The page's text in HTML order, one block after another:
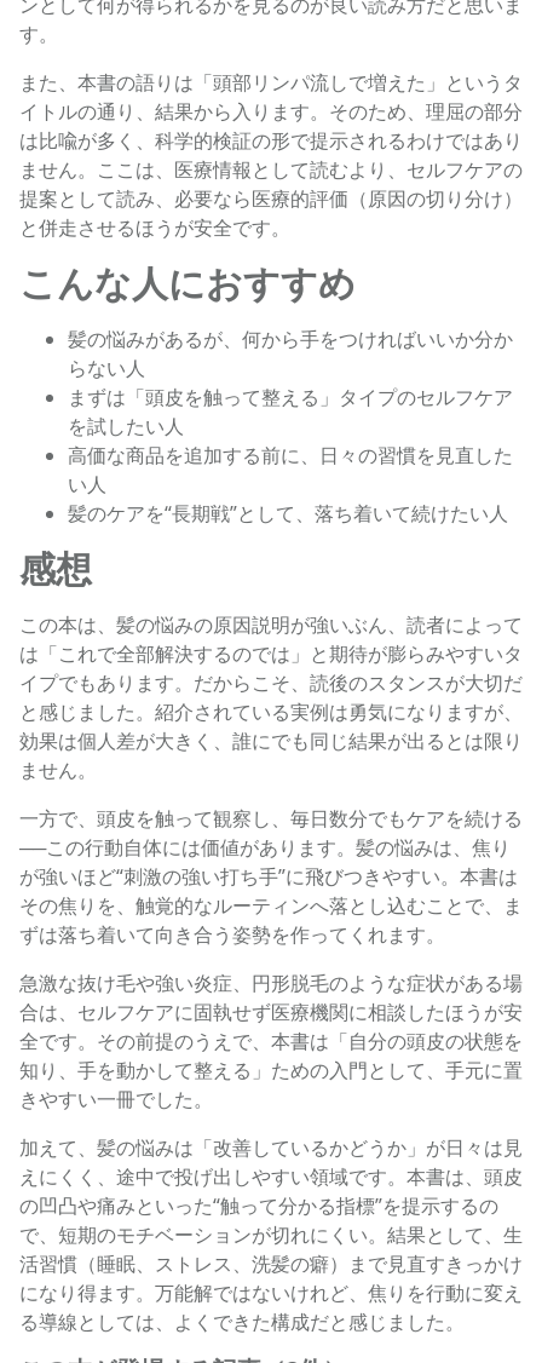
す。
また、本書の語りは「頭部リンパ流しで増えた」というタ
イトルの通り、結果から入ります。そのため、理屈の部分
は比喩が多く、科学的検証の形で提示されるわけではあり
ません。ここは、医療情報として読むより、セルフケアの
提案として読み、必要なら医療的評価（原因の切り分け）
と併走させるほうが安全です。
こんな人におすすめ
髪の悩みがあるが、何から手をつければいいか分か
らない人
まずは「頭皮を触って整える」タイプのセルフケア
を試したい人
高価な商品を追加する前に、日々の習慣を見直した
い人
髪のケアを“長期戦”として、落ち着いて続けたい人
感想
この本は、髪の悩みの原因説明が強いぶん、読者によって
は「これで全部解決するのでは」と期待が膨らみやすいタ
イプでもあります。だからこそ、読後のスタンスが大切だ
と感じました。紹介されている実例は勇気になりますが、
効果は個人差が大きく、誰にでも同じ結果が出るとは限り
ません。
一方で、頭皮を触って観察し、毎日数分でもケアを続ける
──この行動自体には価値があります。髪の悩みは、焦り
が強いほど“刺激の強い打ち手”に飛びつきやすい。本書は
その焦りを、触覚的なルーティンへ落とし込むことで、ま
ずは落ち着いて向き合う姿勢を作ってくれます。
急激な抜け毛や強い炎症、円形脱毛のような症状がある場
合は、セルフケアに固執せず医療機関に相談したほうが安
全です。その前提のうえで、本書は「自分の頭皮の状態を
知り、手を動かして整える」ための入門として、手元に置
きやすい一冊でした。
加えて、髪の悩みは「改善しているかどうか」が日々は見
えにくく、途中で投げ出しやすい領域です。本書は、頭皮
の凹凸や痛みといった“触って分かる指標”を提示するの
で、短期のモチベーションが切れにくい。結果として、生
活習慣（睡眠、ストレス、洗髪の癖）まで見直すきっかけ
になり得ます。万能解ではないけれど、焦りを行動に変え
る導線としては、よくできた構成だと感じました。